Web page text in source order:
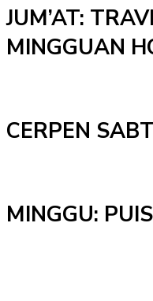
JUM’AT:
MINGGUAN
CERPEN
MINGGU: